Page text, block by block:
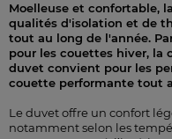
Moelleuse et confortable, la
qualités d'isolation et de
tout au long de l'année.
pour les couettes hiver, la
duvet convient pour les
couette performante tout
Le duvet offre un confort
notamment selon les